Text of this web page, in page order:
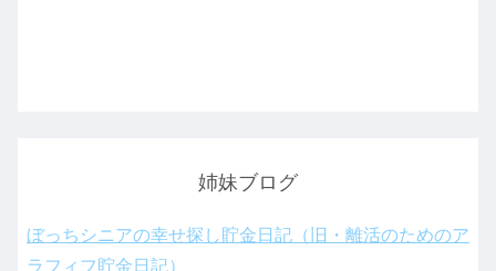
姉妹ブログ
ぼっちシニアの幸せ探し貯金日記（旧・離活のためのア
ラフィフ貯金日記）